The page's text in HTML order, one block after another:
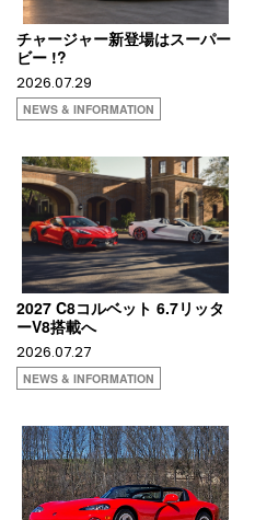
チャージャー新登場はスーパー
ビー !?
2026.07.29
NEWS & INFORMATION
2027 C8コルベット 6.7リッタ
ーV8搭載へ
2026.07.27
NEWS & INFORMATION